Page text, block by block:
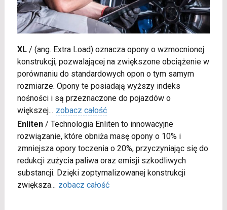
XL/ (ang. Extra Load) oznacza opony o wzmocnionej
konstrukcji, pozwalającej na zwiększone obciążenie w
porównaniu do standardowych opon o tym samym
rozmiarze. Opony te posiadają wyższy indeks
nośności i są przeznaczone do pojazdów o
większej... zobacz całość
Enliten/ Technologia Enliten to innowacyjne
rozwiązanie, które obniża masę opony o 10% i
zmniejsza opory toczenia o 20%, przyczyniając się do
redukcji zużycia paliwa oraz emisji szkodliwych
substancji. Dzięki zoptymalizowanej konstrukcji
zwiększa... zobacz całość